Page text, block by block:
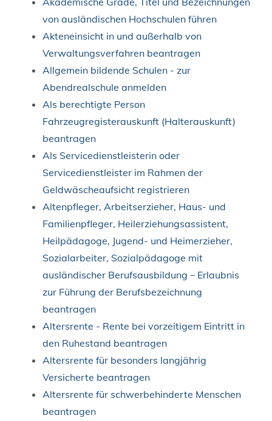
von ausländischen Hochschulen führen
Akteneinsicht in und außerhalb von
Verwaltungsverfahren beantragen
Allgemein bildende Schulen - zur
Abendrealschule anmelden
Als berechtigte Person
Fahrzeugregisterauskunft (Halterauskunft)
beantragen
Als Servicedienstleisterin oder
Servicedienstleister im Rahmen der
Geldwäscheaufsicht registrieren
Altenpfleger, Arbeitserzieher, Haus- und
Familienpfleger, Heilerziehungsassistent,
Heilpädagoge, Jugend- und Heimerzieher,
Sozialarbeiter, Sozialpädagoge mit
ausländischer Berufsausbildung – Erlaubnis
zur Führung der Berufsbezeichnung
beantragen
Altersrente - Rente bei vorzeitigem Eintritt in
den Ruhestand beantragen
Altersrente für besonders langjährig
Versicherte beantragen
Altersrente für schwerbehinderte Menschen
beantragen